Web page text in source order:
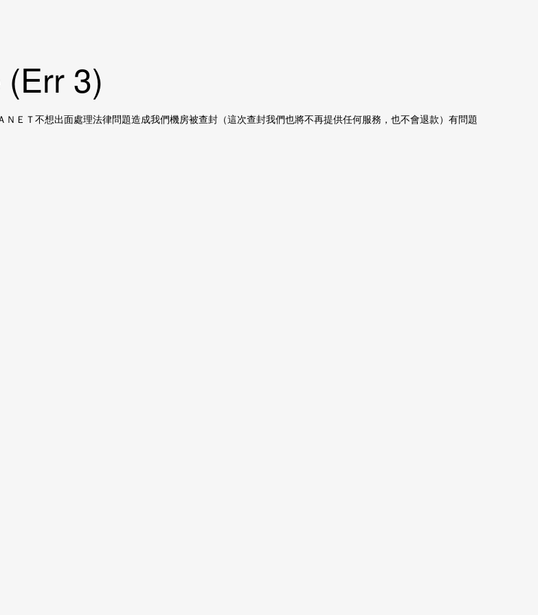
3)
ＥＴ不想出面處理法律問題造成我們機房被查封（這次查封我們也將不再提供任何服務，也不會退款）有問題